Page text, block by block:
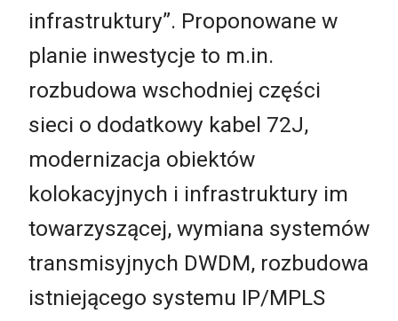
infrastruktury”. Proponowane w
planie inwestycje to m.in.
rozbudowa wschodniej części
sieci o dodatkowy kabel 72J,
modernizacja obiektów
kolokacyjnych i infrastruktury im
towarzyszącej, wymiana systemów
transmisyjnych DWDM, rozbudowa
istniejącego systemu IP/MPLS